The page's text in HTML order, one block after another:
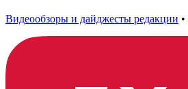
Видеообзоры и дайджесты редакции •